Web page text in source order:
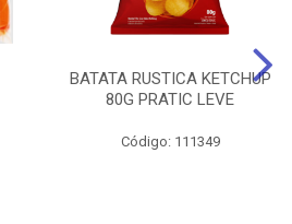
BATATA RUSTICA KETCHUP
80G PRATIC LEVE
Código: 111349